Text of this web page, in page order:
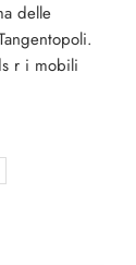
delle
r i mobili